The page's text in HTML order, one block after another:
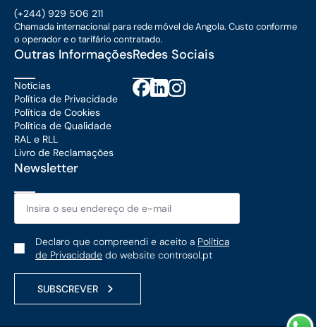
(+244) 929 506 211
Chamada internacional para rede móvel de Angola. Custo conforme
o operador e o tarifário contratado.
Outras Informações
Notícias
Política de Privacidade
Política de Cookies
Política de Qualidade
RAL e RLL
Livro de Reclamações
Redes Sociais
Newsletter
Email
Política
de
Declaro que compreendi e aceito a Política
de Privacidade do website controsol.pt
SUBSCREVER